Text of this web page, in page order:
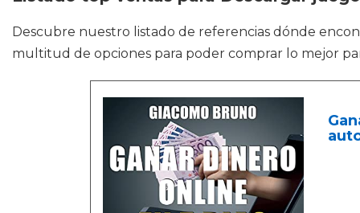
Descubre nuestro listado de referencias dónde
multitud de opciones para poder comprar lo mejor